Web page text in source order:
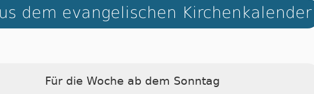
dem evangelischen Kirchenkalender
Für die Woche ab dem Sonntag